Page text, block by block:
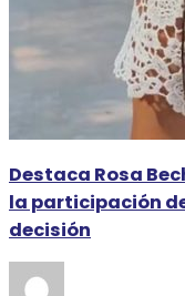
Destaca Rosa
la participación
decisión